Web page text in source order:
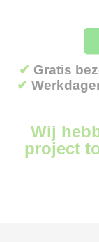
✔ Gratis
✔
Wij
project